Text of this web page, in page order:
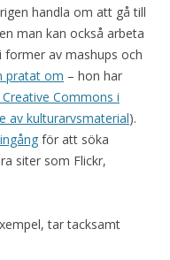
handla om att gå till
man kan också arbeta
av mashups och
pratat om – hon har
Commons i
av kulturarvsmaterial).
för att söka
siter som Flickr,
tar tacksamt